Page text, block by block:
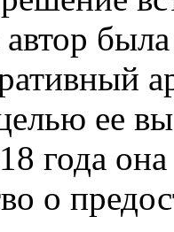
автор
ее
года
о